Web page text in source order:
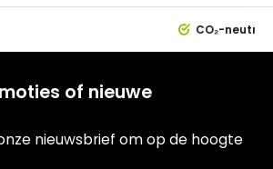
CO₂-
of nieuwe
nieuwsbrief om op de hoogte